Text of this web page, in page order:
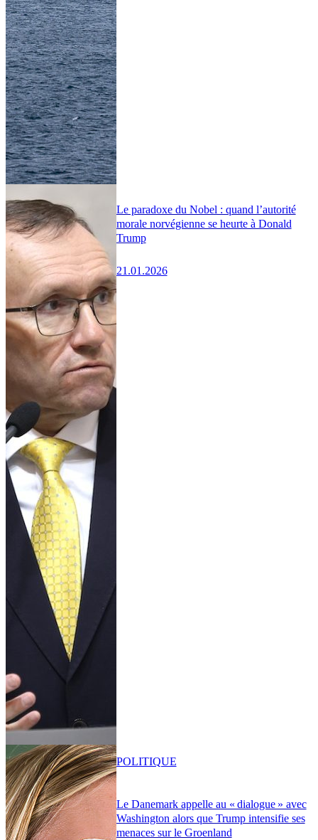
Le paradoxe du Nobel : quand l’autorité
morale norvégienne se heurte à Donald
Trump
21.01.2026
Le Danemark appelle au « dialogue » avec
Washington alors que Trump intensifie ses
menaces sur le Groenland
POLITIQUE